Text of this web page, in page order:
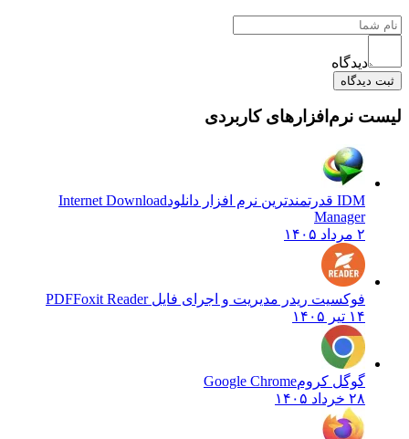
دیدگاه
ثبت دیدگاه
لیست نرم‌افزارهای کاربردی
IDM قدرتمندترین نرم افزار دانلود
Internet Download
Manager
۲ مرداد ۱۴۰۵
فوکسیت ریدر مدیریت و اجرای فایل PDFFoxit Reader
۱۴ تیر ۱۴۰۵
گوگل کرومGoogle Chrome
۲۸ خرداد ۱۴۰۵